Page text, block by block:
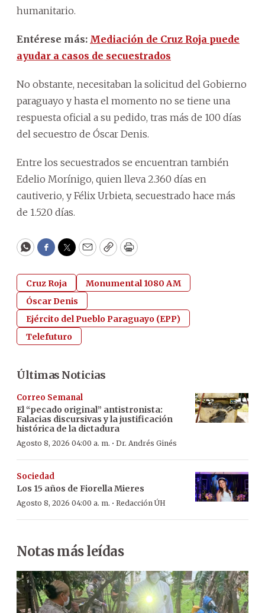
humanitario.
Entérese más: Mediación de Cruz Roja puede
ayudar a casos de secuestrados
No obstante, necesitaban la solicitud del Gobierno
paraguayo y hasta el momento no se tiene una
respuesta oficial a su pedido, tras más de 100 días
del secuestro de Óscar Denis.
Entre los secuestrados se encuentran también
Edelio Morínigo, quien lleva 2.360 días en
cautiverio, y Félix Urbieta, secuestrado hace más
de 1.520 días.
WhatsApp
Facebook
Twitter
EmailCopyPrint
Cruz Roja
Monumental 1080 AM
Óscar Denis
Ejército del Pueblo Paraguayo (EPP)
Telefuturo
Últimas Noticias
Correo Semanal
El “pecado original” antistronista:
Falacias discursivas y la justificación
histórica de la dictadura
Agosto 8, 2026 04:00 a. m. · Dr. Andrés Ginés
Sociedad
Los 15 años de Fiorella Mieres
Agosto 8, 2026 04:00 a. m. · Redacción ÚH
Notas más leídas